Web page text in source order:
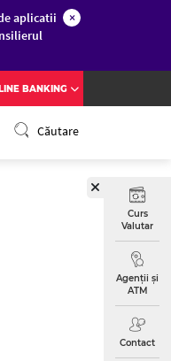
aplicatii
×
BANKING
Căutare
Curs
Valutar
Agenții și
ATM
Contact